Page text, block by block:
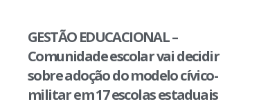
GESTÃO EDUCACIONAL –
Comunidade escolar vai decidir
sobre adoção do modelo cívico-
militar em 17 escolas estaduais